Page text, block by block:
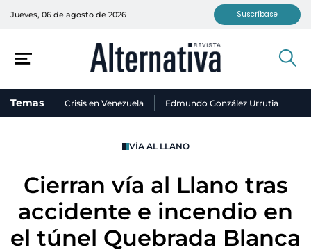
Jueves, 06 de agosto de 2026 Suscríbase
Temas Crisis en Venezuela Edmundo González Urrutia
VÍA AL LLANO
Cierran vía al Llano tras
accidente e incendio en
el túnel Quebrada Blanca